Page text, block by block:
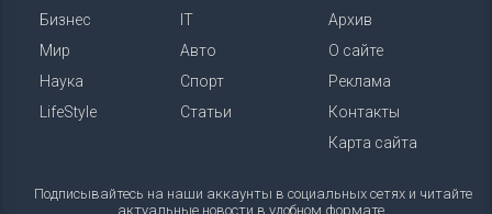
Бизнес
Мир
Наука
LifeStyle
IT
Авто
Спорт
Статьи
Архив
О сайте
Реклама
Контакты
Карта сайта
Подписывайтесь на наши аккаунты в социальных сетях и читайте
актуальные новости в удобном формате.